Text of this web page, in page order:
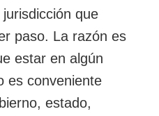
que
paso. La razón es
estar en algún
es conveniente
estado,